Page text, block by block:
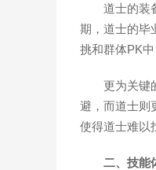
道士的装
期，道士的毕
挑和群体PK中
更为关键
避，而道士则
使得道士难以
二、技能